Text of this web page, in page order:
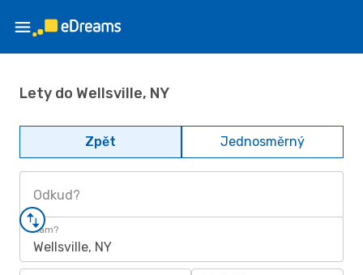
Lety do Wellsville, NY
Zpět Jednosměrný
Odkud?
Kam?
Wellsville, NY